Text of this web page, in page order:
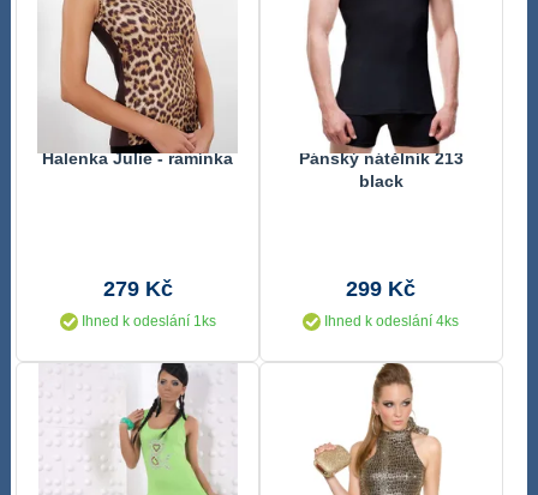
Halenka Julie - ramínka
279 Kč
Ihned k odeslání 1ks
Pánský nátělník 213
black
299 Kč
Ihned k odeslání 4ks